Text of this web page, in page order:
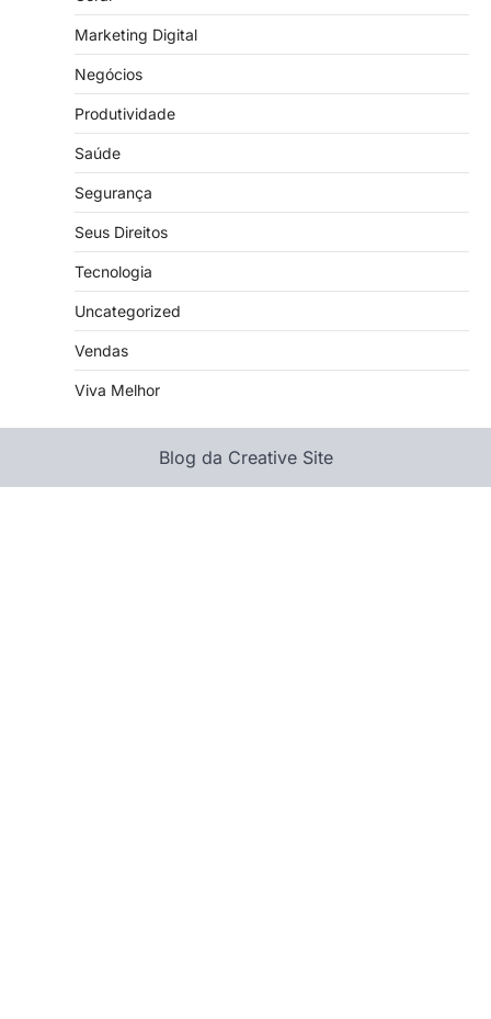
Marketing Digital
Negócios
Produtividade
Saúde
Segurança
Seus Direitos
Tecnologia
Uncategorized
Vendas
Viva Melhor
Blog da Creative Site